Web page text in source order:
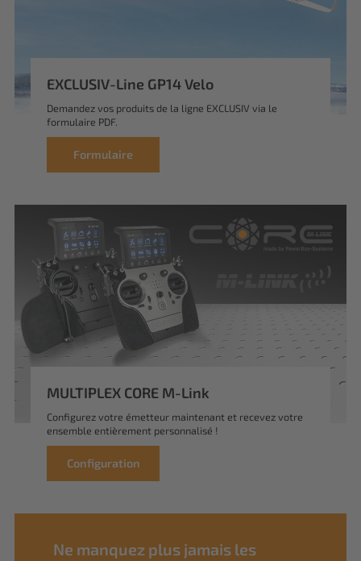
EXCLUSIV-Line GP14 Velo
Demandez vos produits de la ligne EXCLUSIV via le
formulaire PDF.
Formulaire
MULTIPLEX CORE M-Link
Configurez votre émetteur maintenant et recevez votre
ensemble entièrement personnalisé !
Configuration
Ne manquez plus jamais les